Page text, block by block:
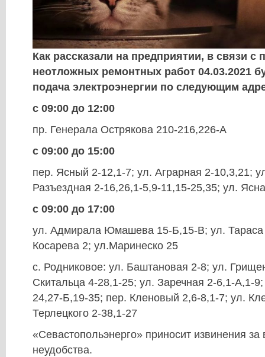
Как рассказали на предприятии, в связи с
неотложных ремонтных работ 04.03.2021
подача электроэнергии по следующим
с 09:00 до 12:00
пр. Генерала Острякова 210-216,226-А
с 09:00 до 15:00
пер. Ясный 2-12,1-7; ул. Аграрная 2-10,3,21;
Разъездная 2-16,26,1-5,9-11,15-25,35; ул.
с 09:00 до 17:00
ул. Адмирала Юмашева 15-Б,15-В; ул. Тараса
Косарева 2; ул.Маринеско 25
с. Родниковое: ул. Баштановая 2-8; ул.
Скитальца 4-28,1-25; ул. Заречная 2-6,1-А,1-
24,27-Б,19-35; пер. Кленовый 2,6-8,1-7; ул.
Терлецкого 2-38,1-27
«Севастопольэнерго» приносит извинения
неудобства.